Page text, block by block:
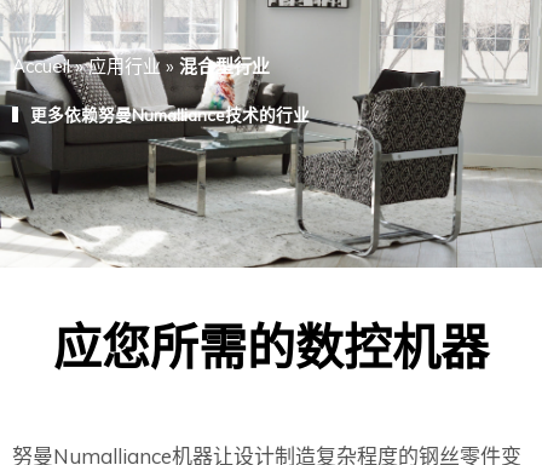
Accueil»应用行业 » 混合型行业
更多依赖努曼Numalliance技术的行业
应您所需的数控机器
努曼Numalliance机器让设计制造复杂程度的钢丝零件变